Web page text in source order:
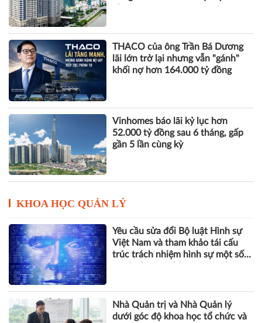
THACO của ông Trần Bá Dương
lãi lớn trở lại nhưng vẫn "gánh"
khối nợ hơn 164.000 tỷ đồng
Vinhomes báo lãi kỷ lục hơn
52.000 tỷ đồng sau 6 tháng, gấp
gần 5 lần cùng kỳ
KHOA HỌC QUẢN LÝ
Yêu cầu sửa đổi Bộ luật Hình sự
Việt Nam và tham khảo tái cấu
trúc trách nhiệm hình sự một số
Nhà Quản trị và Nhà Quản lý
dưới góc độ khoa học tổ chức và